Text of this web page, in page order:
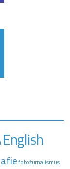
English
fotožurnalismus